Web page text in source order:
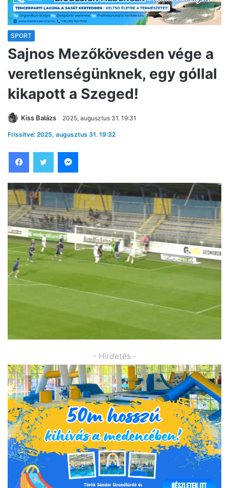
SPORT
Sajnos Mezőkövesden vége a
veretlenségünknek, egy góllal
kikapott a Szeged!
Kiss Balázs 2025, augusztus 31. 19:31
Frissítve: 2025, augusztus 31. 19:32
- Hirdetés -